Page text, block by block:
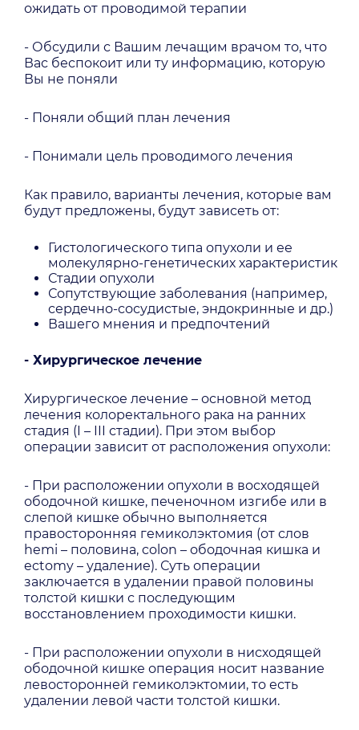
ожидать от проводимой терапии
- Обсудили с Вашим лечащим врачом то, что
Вас беспокоит или ту информацию, которую
Вы не поняли
- Поняли общий план лечения
- Понимали цель проводимого лечения
Как правило, варианты лечения, которые вам
будут предложены, будут зависеть от:
Гистологического типа опухоли и ее
молекулярно-генетических характеристик
Стадии опухоли
Сопутствующие заболевания (например,
сердечно-сосудистые, эндокринные и др.)
Вашего мнения и предпочтений
- Хирургическое лечение
Хирургическое лечение – основной метод
лечения колоректального рака на ранних
стадия (I – III стадии). При этом выбор
операции зависит от расположения опухоли:
- При расположении опухоли в восходящей
ободочной кишке, печеночном изгибе или в
слепой кишке обычно выполняется
правосторонняя гемиколэктомия (от слов
hemi – половина, colon – ободочная кишка и
ectomy – удаление). Суть операции
заключается в удалении правой половины
толстой кишки с последующим
восстановлением проходимости кишки.
- При расположении опухоли в нисходящей
ободочной кишке операция носит название
левосторонней гемиколэктомии, то есть
удалении левой части толстой кишки.